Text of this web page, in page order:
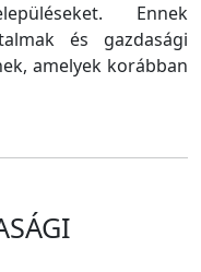
Ennek
és gazdasági
amelyek korábban